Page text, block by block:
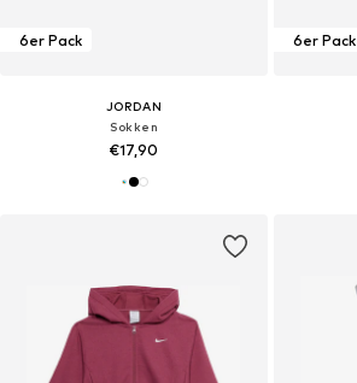
6er Pack
JORDAN
Sokken
€17,90
6er Pack